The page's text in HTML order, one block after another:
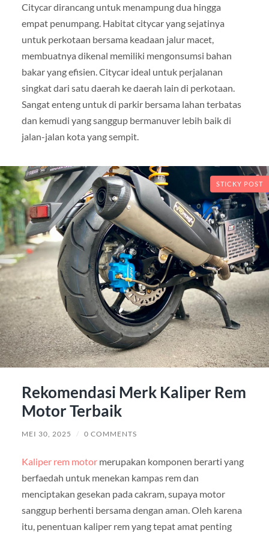
Citycar dirancang untuk menampung dua hingga
empat penumpang. Habitat citycar yang sejatinya
untuk perkotaan bersama keadaan jalur macet,
membuatnya dikenal memiliki mengonsumsi bahan
bakar yang efisien. Citycar ideal untuk perjalanan
singkat dari satu daerah ke daerah lain di perkotaan.
Sangat enteng untuk di parkir bersama lahan terbatas
dan kemudi yang sanggup bermanuver lebih baik di
jalan-jalan kota yang sempit.
STICKY POST
Rekomendasi Merk Kaliper Rem
Motor Terbaik
MEI 30, 2025 / 0 COMMENTS
Kaliper rem motormerupakan komponen berarti yang
berfaedah untuk menekan kampas rem dan
menciptakan gesekan pada cakram, supaya motor
sanggup berhenti bersama dengan aman. Oleh karena
itu, penentuan kaliper rem yang tepat amat penting